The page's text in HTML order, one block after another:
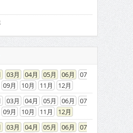
03 04 05 06
07
09 10 11
12
03 04 05 06
07
09 10 11
12
03 04 05 06
07